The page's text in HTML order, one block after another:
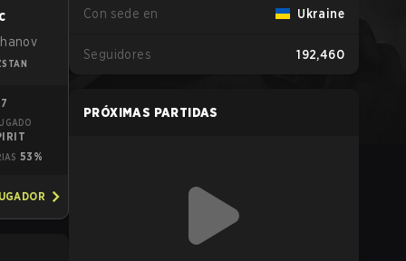
53%
Con sede en Ukraine
Seguidores 192,460
PRÓXIMAS PARTIDAS